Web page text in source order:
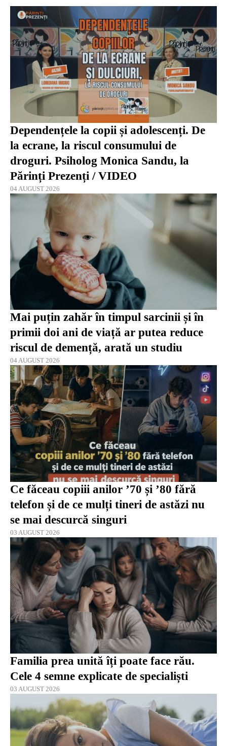
Dependențele la copii și adolescenți. De
la ecrane, la riscul consumului de
droguri. Psiholog Monica Sandu, la
Părinți Prezenți / VIDEO
04 AUGUST 2026
Mai puțin zahăr în timpul sarcinii și în
primii doi ani de viață ar putea reduce
riscul de demență, arată un studiu
04 AUGUST 2026
Ce făceau copiii anilor ’70 și ’80 fără
telefon și de ce mulți tineri de astăzi nu
se mai descurcă singuri
03 AUGUST 2026
Familia prea unită îți poate face rău.
Cele 4 semne explicate de specialiști
03 AUGUST 2026